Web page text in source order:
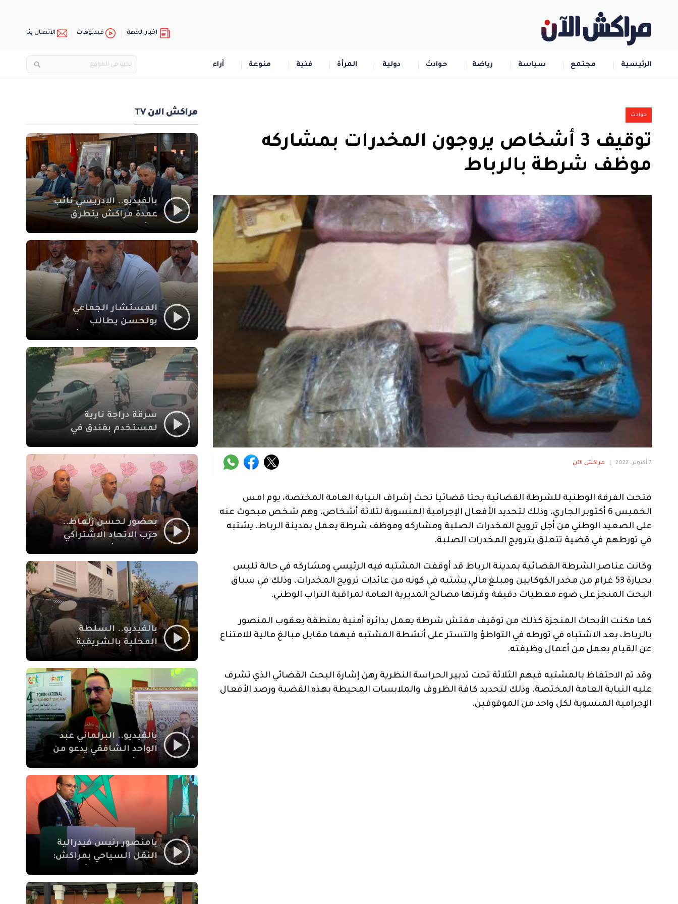
اخبار الجهة فيديوهات الاتصال بنا
الرئيسية مجتمع سياسة رياضة حوادث دولية المرأة فنية منوعة آراء
حوادث
توقيف 3 أشخاص يروجون المخدرات بمشاركه
موظف شرطة بالرباط
7 أكتوبر، 2022 مراكش الآن
فتحت الفرقة الوطنية للشرطة القضائية بحثا قضائيا تحت إشراف النيابة العامة المختصة، يوم امس
الخميس 6 أكتوبر الجاري، وذلك لتحديد الأفعال الإجرامية المنسوبة لثلاثة أشخاص، وهم شخص مبحوث عنه
على الصعيد الوطني من أجل ترويج المخدرات الصلبة ومشاركه وموظف شرطة يعمل بمدينة الرباط، يشتبه
في تورطهم في قضية تتعلق بترويج المخدرات الصلبة.
وكانت عناصر الشرطة القضائية بمدينة الرباط قد أوقفت المشتبه فيه الرئيسي ومشاركه في حالة تلبس
بحيازة 53 غرام من مخدر الكوكايين ومبلغ مالي يشتبه في كونه من عائدات ترويج المخدرات، وذلك في سياق
البحث المنجز على ضوء معطيات دقيقة وفرتها مصالح المديرية العامة لمراقبة التراب الوطني.
كما مكنت الأبحاث المنجزة كذلك من توقيف مفتش شرطة يعمل بدائرة أمنية بمنطقة يعقوب المنصور
بالرباط، بعد الاشتباه في تورطه في التواطؤ والتستر على أنشطة المشتبه فيهما مقابل مبالغ مالية للامتناع
عن القيام بعمل من أعمال وظيفته.
وقد تم الاحتفاظ بالمشتبه فيهم الثلاثة تحت تدبير الحراسة النظرية رهن إشارة البحث القضائي الذي تشرف
عليه النيابة العامة المختصة، وذلك لتحديد كافة الظروف والملابسات المحيطة بهذه القضية ورصد الأفعال
الإجرامية المنسوبة لكل واحد من الموقوفين.
مراكش الان TV
بالفيديو.. الإدريسي نائب
عمدة مراكش يتطرق
الاجتماعي في نقل
المحطة الطرقية إلى
العزوزية
المستشار الجماعي
بولحسن يطالب
أشغال شارع علال
الفاسي بمراكش
سرقة دراجة نارية
لمستخدم بفندق في
بمراكش
بحضور لحسن زلماط..
حزب الاتحاد الاشتراكي
مقراً بمقاطعة سيدي
يوسف بن علي مراكش
بالفيديو.. السلطة
المحلية بالشريفية
بنايات غير قانونية بإقامة
الإيمان
بالفيديو.. البرلماني عبد
الواحد الشافقي يدعو من
النقل السياحي لمواكبة
بامنصور رئيس فيدرالية
النقل السياحي بمراكش:
والاصلاح التشريعي
ركيزتان أساسيتان لكسب